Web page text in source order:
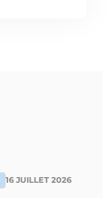
16 JUILLET 2026